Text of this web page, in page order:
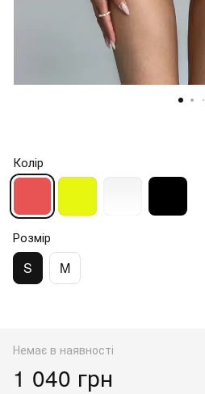
Колір
Розмір
S M
Немає в наявності
1 040 грн